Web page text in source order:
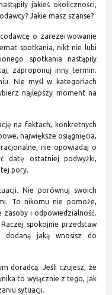
jakieś okoliczności,
Jakie masz szanse?
o zarezerwowanie
spotkania, nikt nie lubi
spotkania nastąpiły
zaproponuj inny termin.
Nie myśl w kategoriach
najlepszy moment na
na faktach, konkretnych
największe osiągnięcia,
nie opowiadaj o
datę ostatniej podwyżki,
pory.
Nie porównuj swoich
To nikomu nie pomoże,
zasoby i odpowiedzialność.
spokojnie przedstaw
dodaną jaką wnosisz do
doradcą. Jeśli czujesz, że
to wyłącznie z tego, jak
sytuacji.